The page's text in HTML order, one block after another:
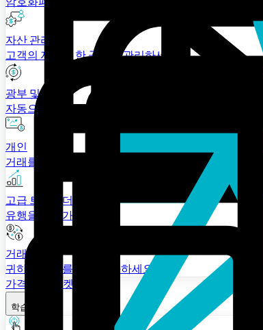
자산 관리자
고객의 자금을 한 곳에서 관리하세요
광부 및 PSP
자동으로 자금을 전환합니다.
개인
거래를 빠르게 시작하세요
고급 트레이더
유행을 앞서가세요.
거래소
귀하의 거래를 더욱 강화하세요.
가격 책정 마켓플레이스
학습